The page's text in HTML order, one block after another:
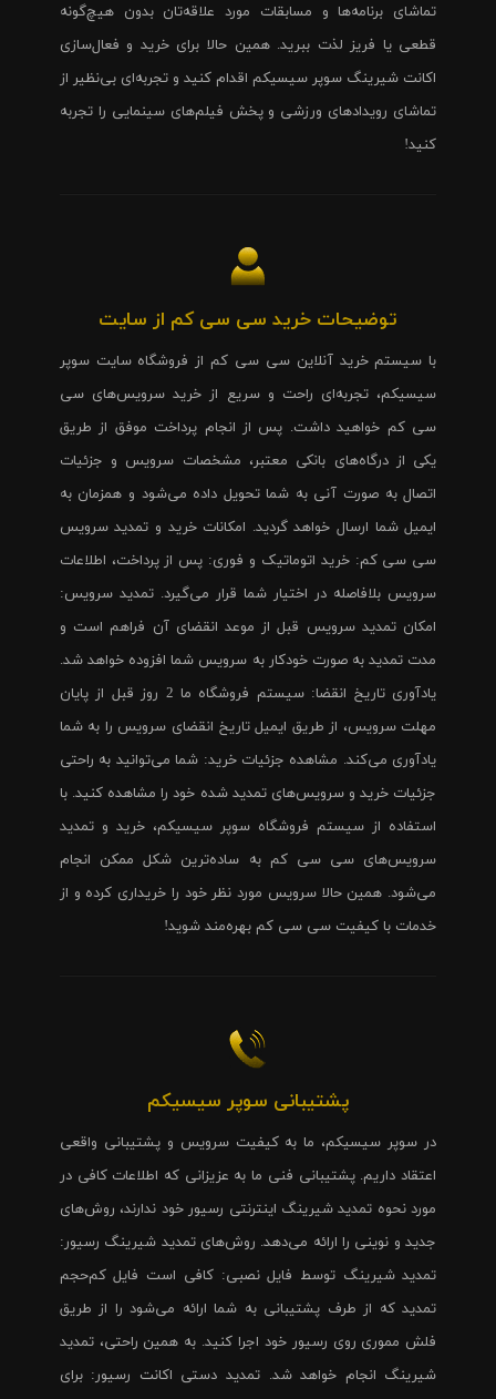
تماشای برنامه‌ها و مسابقات مورد علاقه‌تان بدون هیچ‌گونه
قطعی یا فریز لذت ببرید. همین حالا برای خرید و فعال‌سازی
اکانت شیرینگ سوپر سیسیکم اقدام کنید و تجربه‌ای بی‌نظیر از
تماشای رویدادهای ورزشی و پخش فیلم‌های سینمایی را تجربه
کنید!
توضیحات خرید سی سی کم از سایت
با سیستم خرید آنلاین سی سی کم از فروشگاه سایت سوپر
سیسیکم، تجربه‌ای راحت و سریع از خرید سرویس‌های سی
سی کم خواهید داشت. پس از انجام پرداخت موفق از طریق
یکی از درگاه‌های بانکی معتبر، مشخصات سرویس و جزئیات
اتصال به صورت آنی به شما تحویل داده می‌شود و همزمان به
ایمیل شما ارسال خواهد گردید. امکانات خرید و تمدید سرویس
سی سی کم: خرید اتوماتیک و فوری: پس از پرداخت، اطلاعات
سرویس بلافاصله در اختیار شما قرار می‌گیرد. تمدید سرویس:
امکان تمدید سرویس قبل از موعد انقضای آن فراهم است و
مدت تمدید به صورت خودکار به سرویس شما افزوده خواهد شد.
یادآوری تاریخ انقضا: سیستم فروشگاه ما 2 روز قبل از پایان
مهلت سرویس، از طریق ایمیل تاریخ انقضای سرویس را به شما
یادآوری می‌کند. مشاهده جزئیات خرید: شما می‌توانید به راحتی
جزئیات خرید و سرویس‌های تمدید شده خود را مشاهده کنید. با
استفاده از سیستم فروشگاه سوپر سیسیکم، خرید و تمدید
سرویس‌های سی سی کم به ساده‌ترین شکل ممکن انجام
می‌شود. همین حالا سرویس مورد نظر خود را خریداری کرده و از
خدمات با کیفیت سی سی کم بهره‌مند شوید!
پشتیبانی سوپر سیسیکم
در سوپر سیسیکم، ما به کیفیت سرویس و پشتیبانی واقعی
اعتقاد داریم. پشتیبانی فنی ما به عزیزانی که اطلاعات کافی در
مورد نحوه تمدید شیرینگ اینترنتی رسیور خود ندارند، روش‌های
جدید و نوینی را ارائه می‌دهد. روش‌های تمدید شیرینگ رسیور:
تمدید شیرینگ توسط فایل نصبی: کافی است فایل کم‌حجم
تمدید که از طرف پشتیبانی به شما ارائه می‌شود را از طریق
فلش مموری روی رسیور خود اجرا کنید. به همین راحتی، تمدید
شیرینگ انجام خواهد شد. تمدید دستی اکانت رسیور: برای